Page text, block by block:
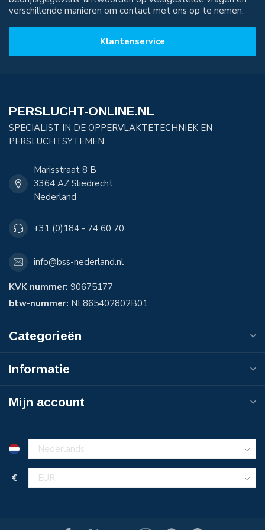
verschillende manieren om contact met ons op te nemen.
Klantenservice
PERSLUCHT-ONLINE.NL
SPECIALIST IN DE OPPERVLAKTETECHNIEK EN
PERSLUCHTSYTEMEN
Marisstraat 8 B
3364 AZ Sliedrecht
Nederland
+31 (0)184 - 74 60 70
info@bss-nederland.nl
KVK nummer: 90675177
btw-nummer: NL865402802B01
Categorieën
Informatie
Mijn account
€